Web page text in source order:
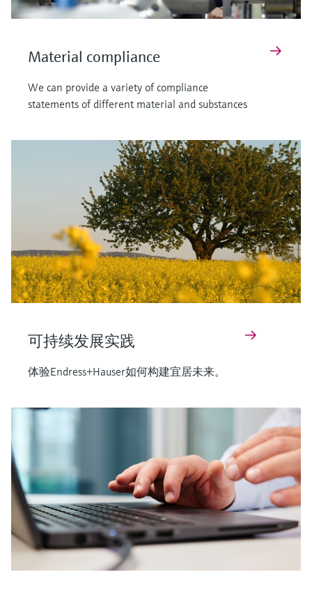
Material compliance
We can provide a variety of compliance
statements of different material and substances
可持续发展实践
体验Endress+Hauser如何构建宜居未来。